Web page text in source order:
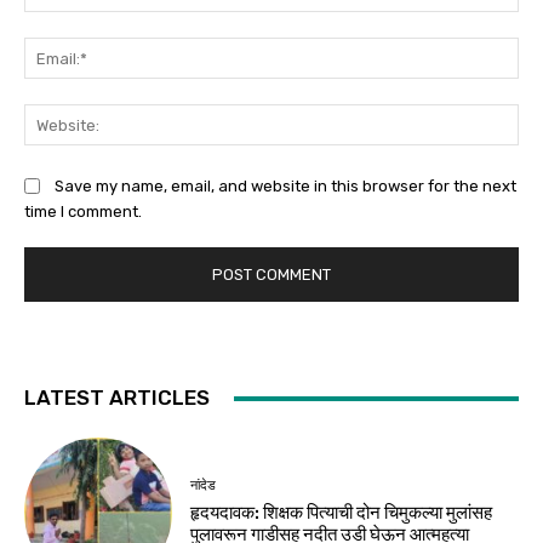
Save my name, email, and website in this browser for the next
time I comment.
LATEST ARTICLES
नांदेड
हृदयदावक: शिक्षक पित्याची दोन चिमुकल्या मुलांसह
पुलावरून गाडीसह नदीत उडी घेऊन आत्महत्या